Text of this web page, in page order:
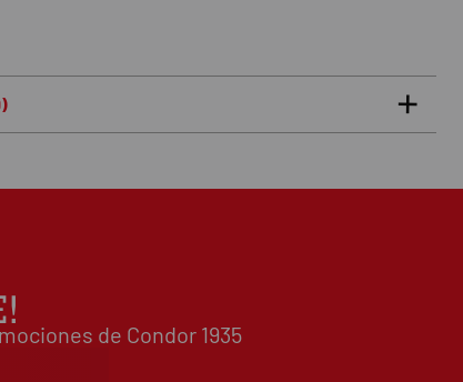
5 estrellas
0%
Escribe tu opinión sobre este artículo
de Condor 1935